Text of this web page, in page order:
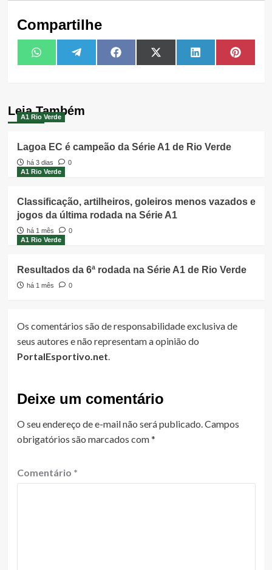
Compartilhe
Share
on
WhatsAppShare
on
TelegramShare
on
FacebookShare
on
X
(Twitter)
Share
on
LinkedIn Share
on
Leia Também
A1 Rio Verde
Lagoa EC é campeão da Série A1 de Rio Verde
há 3 dias
0
A1 Rio Verde
Classificação, artilheiros, goleiros menos vazados e
jogos da última rodada na Série A1
há 1 mês
0
A1 Rio Verde
Resultados da 6ª rodada na Série A1 de Rio Verde
há 1 mês 0
Os comentários são de responsabilidade exclusiva de
seus autores e não representam a opinião do
PortalEsportivo.net
Deixe um comentário
O seu endereço de e-mail não será publicado. Campos
obrigatórios são marcados com*
Comentário *